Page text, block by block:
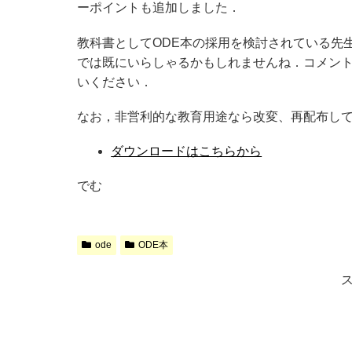
ーポイントも追加しました．
教科書としてODE本の採用を検討されている先
では既にいらしゃるかもしれませんね．コメン
いください．
なお，非営利的な教育用途なら改変、再配布し
ダウンロードはこちらから
でむ
ode ODE本